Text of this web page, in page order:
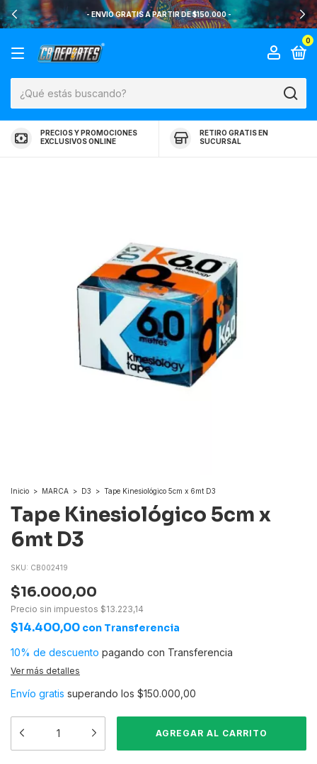
- ENVIO GRATIS A PARTIR DE $150.000 -
0
PRECIOS Y PROMOCIONES
EXCLUSIVOS ONLINE
RETIRO GRATIS EN
SUCURSAL
Inicio > MARCA > D3 > Tape Kinesiológico 5cm x 6mt D3
Tape Kinesiológico 5cm x
6mt D3
SKU: CB002419
$16.000,00
Precio sin impuestos $13.223,14
$14.400,00 con Transferencia
10% de descuento pagando con Transferencia
Ver más detalles
Envío gratis superando los $150.000,00